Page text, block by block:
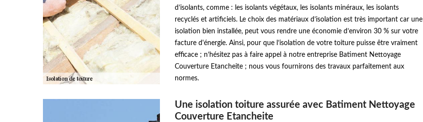
d’isolants, comme : les isolants végétaux, les isolants minéraux, les isolants
recyclés et artificiels. Le choix des matériaux d’isolation est très important car une
isolation bien installée, peut vous rendre une économie d’environ 30 % sur votre
facture d'énergie. Ainsi, pour que l’isolation de votre toiture puisse être vraiment
efficace ; n’hésitez pas à faire appel à notre entreprise Batiment Nettoyage
Couverture Etancheite ; nous vous fournirons des travaux parfaitement aux
normes.
Une isolation toiture assurée avec Batiment Nettoyage
Couverture Etancheite